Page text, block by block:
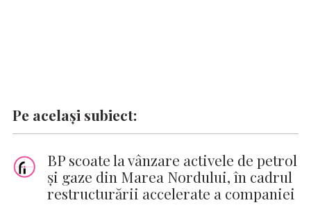
Pe același subiect:
BP scoate la vânzare activele de petrol
şi gaze din Marea Nordului, în cadrul
restructurării accelerate a companiei